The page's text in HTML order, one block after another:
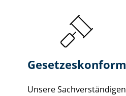
Gesetzes­konform
Unsere Sach­ver­stän­di­gen